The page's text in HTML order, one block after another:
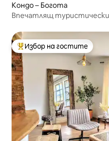
Кондо – Богота
Впечатлящ
Най-популярен избор на
Избор на гостите